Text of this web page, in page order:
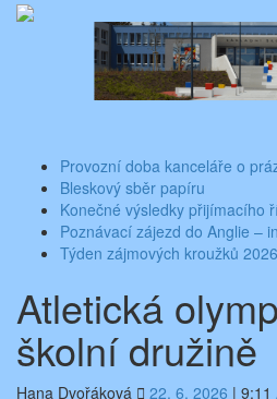
SkipAktuality ze školy
Základní škola Benešov, Dukelská
Provozní doba kanceláře o
Bleskový sběr papíru
Konečné výsledky přijímacího
Poznávací zájezd do Anglie –
Týden zájmových kroužků 2026
Atletická
školní družině
Hana Dvořáková 22. 6. 2026 | 9:11